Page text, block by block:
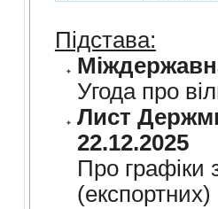
Підстава:
Угода про
Лист
22.12.2025
Про графiки